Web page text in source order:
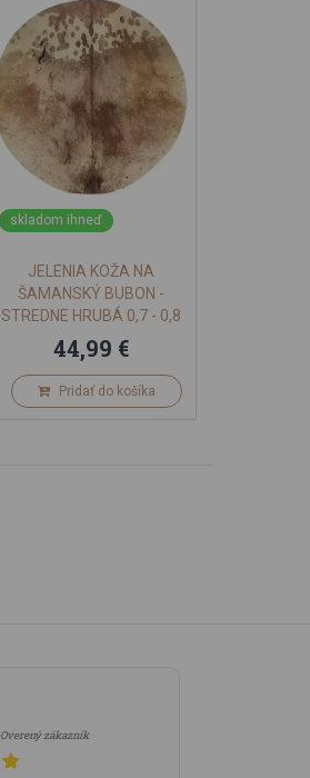
skladom ihneď
JELENIA KOŽA NA
ŠAMANSKÝ BUBON -
STREDNE HRUBÁ 0,7 - 0,8
MM OHOLENÁ 64-65 CM
44,99 €
Pridať do košíka
Overený zákazník